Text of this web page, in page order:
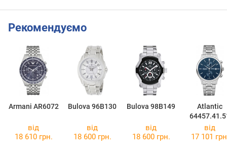
Рекомендуємо
Armani AR6072 Bulova 96B130 Bulova 98B149
Atlantic
від
18 610 грн.
від
18 600 грн.
від
18 600 грн.
від
17 101